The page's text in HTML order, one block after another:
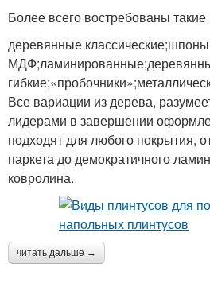
Более всего востребованы
деревянные классические;шпоны
Все вариации из дерева,
лидерами в завершении
подходят для любого покрытия,
паркета до демократичного
ковролина.
читать дальше →